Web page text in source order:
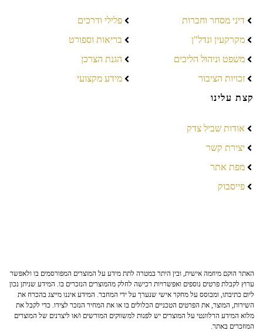
דיני מסחר וחברות
מקרקעין ונדל"ן
משפט וניהול הליכים
זכויות הציבור
פלילי ודרכים
בריאות וספורט
הגנת הצרכן
מידע מקצועי
קצת עלינו
אודות שביל צדק
יצירת קשר
מפת אתר
פייסבוק
האתר הוקם מיוזמה אישית, ובין היתר במטרה לתת מידע על המוצרים המפורסמים בו ולאפשר
ערוץ לקבלת פרטים נוספים ואפשרויות רכישה לחלק מהמוצרים הנזכרים בו. המידע שניתן נכון
ליום כתיבתו, ומבוסס על מחקר אישי שנערך על ידי המחבר. המידע איננו מייצג בהכרח את
השירות, המוצר, את הפרטים הטכניים הכלולים בו או את המחיר הנזכר לצידו. כדי לקבל את
מלוא המידע הרלוונטי על המוצרים יש לפנות למשווקים המורשים ו/או ליצרנים של המוצרים
המוזכרים באתר.